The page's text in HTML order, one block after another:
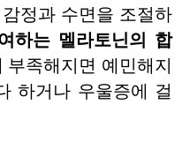
정과 수면을 조절하
하는 멜라토닌의 합
부족해지면 예민해지
하거나 우울증에 걸